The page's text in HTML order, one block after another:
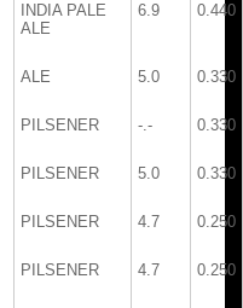
INDIA PALE
ALE
6.9 0.440
ALE 5.0 0.330
PILSENER -.- 0.330
PILSENER 5.0 0.330
PILSENER 4.7 0.250
PILSENER 4.7 0.250